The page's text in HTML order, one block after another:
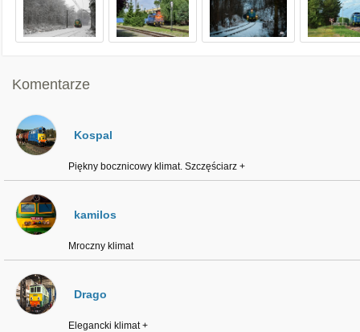
Komentarze
Kospal
Piękny bocznicowy klimat. Szczęściarz +
kamilos
Mroczny klimat
Drago
Elegancki klimat +